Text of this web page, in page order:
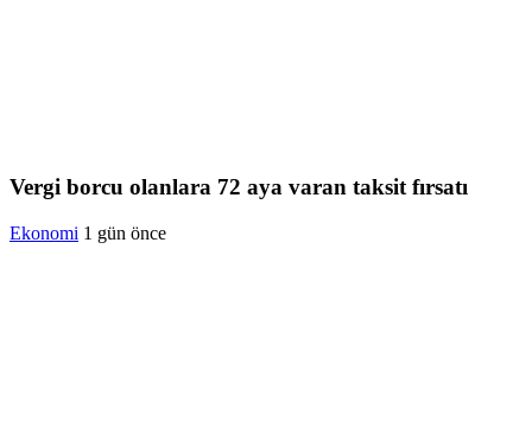
Vergi borcu olanlara 72 aya varan taksit fırsatı
Ekonomi 1 gün önce